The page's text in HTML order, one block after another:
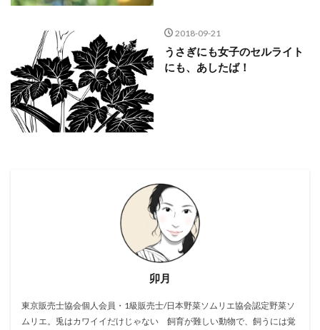
2018-09-21
うさぎにも女子のセルライト
にも、あしたば！
卯月
東京販売士協会個人会員・1級販売士/日本野菜ソムリエ協会認定野菜ソ
ムリエ。兎はカワイイだけじゃない 飼育が難しい動物で、飼うには覚